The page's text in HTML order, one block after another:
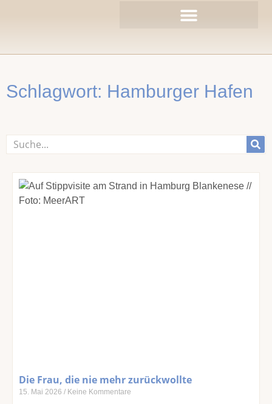
Schlagwort: Hamburger Hafen
Suche
Die Frau, die nie mehr zurückwollte
15. Mai 2026 Keine Kommentare
Seite